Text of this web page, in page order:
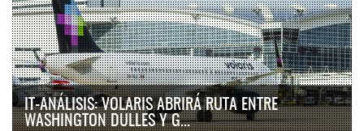
IT-ANÁLISIS: VOLARIS ABRIRÁ RUTA ENTRE
WASHINGTON DULLES Y G...